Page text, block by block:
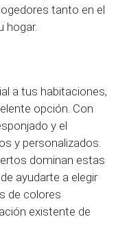
tanto en el
hogar.
a tus habitaciones,
opción. Con
y el
y personalizados.
dominan estas
ayudarte a elegir
de colores
existente de